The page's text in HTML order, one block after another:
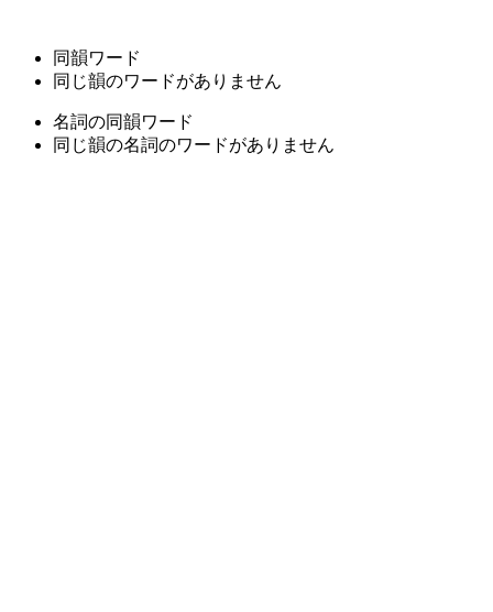
同韻ワード
同じ韻のワードがありません
名詞の同韻ワード
同じ韻の名詞のワードがありません